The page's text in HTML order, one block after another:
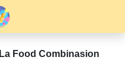
La Food Combinasion